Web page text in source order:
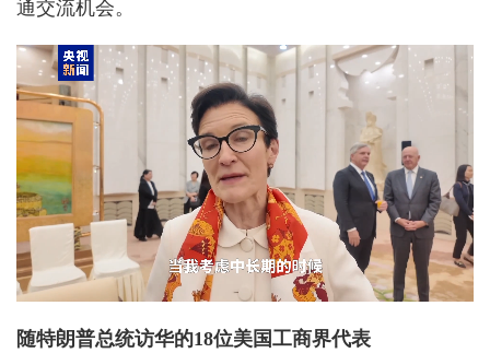
通交流机会。
随特朗普总统访华的18位美国工商界代表